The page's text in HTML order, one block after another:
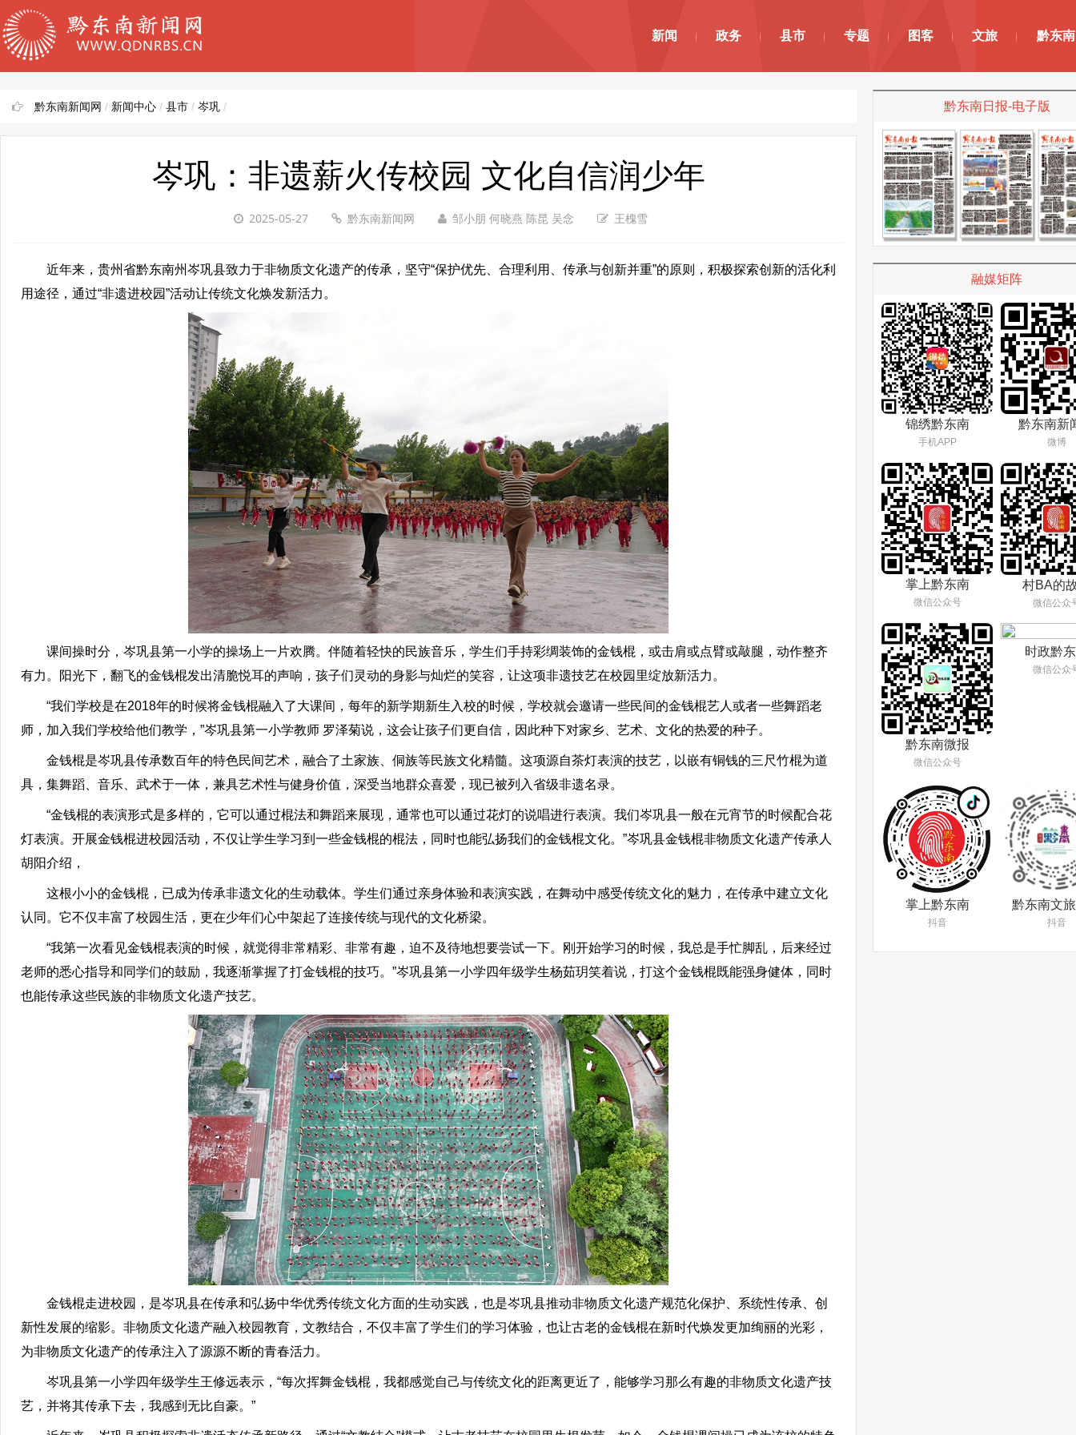
新闻 政务 县市 专题 图客 文旅 黔东
黔东南新闻网 / 新闻中心 / 县市 / 岑巩 /
岑巩：非遗薪火传校园 文化自信润少年
2025-05-27 黔东南新闻网 邹小朋 何晓燕 陈昆 吴念 王槐雪
近年来，贵州省黔东南州岑巩县致力于非物质文化遗产的传承，坚守“保护优先、合理利用、传承与创新并重”的原则，积极探索创新的活化利
用途径，通过“非遗进校园”活动让传统文化焕发新活力。
课间操时分，岑巩县第一小学的操场上一片欢腾。伴随着轻快的民族音乐，学生们手持彩绸装饰的金钱棍，或击肩或点臂或敲腿，动作整齐
有力。阳光下，翻飞的金钱棍发出清脆悦耳的声响，孩子们灵动的身影与灿烂的笑容，让这项非遗技艺在校园里绽放新活力。
“我们学校是在2018年的时候将金钱棍融入了大课间，每年的新学期新生入校的时候，学校就会邀请一些民间的金钱棍艺人或者一些舞蹈老
师，加入我们学校给他们教学，”岑巩县第一小学教师 罗泽菊说，这会让孩子们更自信，因此种下对家乡、艺术、文化的热爱的种子。
金钱棍是岑巩县传承数百年的特色民间艺术，融合了土家族、侗族等民族文化精髓。这项源自茶灯表演的技艺，以嵌有铜钱的三尺竹棍为道
具，集舞蹈、音乐、武术于一体，兼具艺术性与健身价值，深受当地群众喜爱，现已被列入省级非遗名录。
“金钱棍的表演形式是多样的，它可以通过棍法和舞蹈来展现，通常也可以通过花灯的说唱进行表演。我们岑巩县一般在元宵节的时候配合花
灯表演。开展金钱棍进校园活动，不仅让学生学习到一些金钱棍的棍法，同时也能弘扬我们的金钱棍文化。”岑巩县金钱棍非物质文化遗产传承人
胡阳介绍，
这根小小的金钱棍，已成为传承非遗文化的生动载体。学生们通过亲身体验和表演实践，在舞动中感受传统文化的魅力，在传承中建立文化
认同。它不仅丰富了校园生活，更在少年们心中架起了连接传统与现代的文化桥梁。
“我第一次看见金钱棍表演的时候，就觉得非常精彩、非常有趣，迫不及待地想要尝试一下。刚开始学习的时候，我总是手忙脚乱，后来经过
老师的悉心指导和同学们的鼓励，我逐渐掌握了打金钱棍的技巧。”岑巩县第一小学四年级学生杨茹玥笑着说，打这个金钱棍既能强身健体，同时
也能传承这些民族的非物质文化遗产技艺。
金钱棍走进校园，是岑巩县在传承和弘扬中华优秀传统文化方面的生动实践，也是岑巩县推动非物质文化遗产规范化保护、系统性传承、创
新性发展的缩影。非物质文化遗产融入校园教育，文教结合，不仅丰富了学生们的学习体验，也让古老的金钱棍在新时代焕发更加绚丽的光彩，
为非物质文化遗产的传承注入了源源不断的青春活力。
岑巩县第一小学四年级学生王修远表示，“每次挥舞金钱棍，我都感觉自己与传统文化的距离更近了，能够学习那么有趣的非物质文化遗产技
艺，并将其传承下去，我感到无比自豪。”
黔东南日报-电子版
融媒矩阵
锦绣黔东南
手机APP
黔东南新
微博
掌上黔东南
微信公众号
村BA的
微信公众
黔东南微报
微信公众号
时政黔
微信公众
掌上黔东南
抖音
黔东南文
抖音